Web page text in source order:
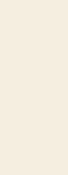
destination